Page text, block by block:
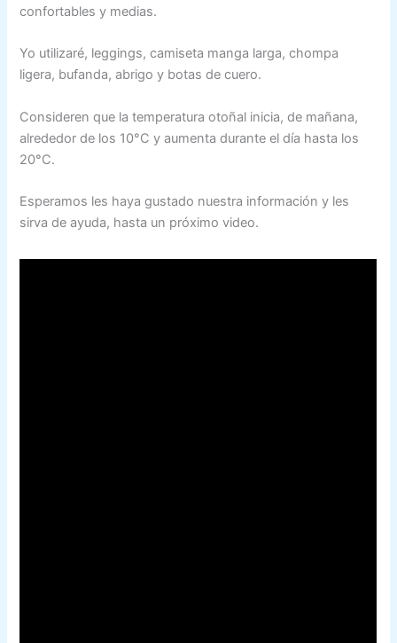
confortables y medias.
Yo utilizaré, leggings, camiseta manga larga, chompa
ligera, bufanda, abrigo y botas de cuero.
Consideren que la temperatura otoñal inicia, de mañana,
alrededor de los 10°C y aumenta durante el día hasta los
20°C.
Esperamos les haya gustado nuestra información y les
sirva de ayuda, hasta un próximo video.